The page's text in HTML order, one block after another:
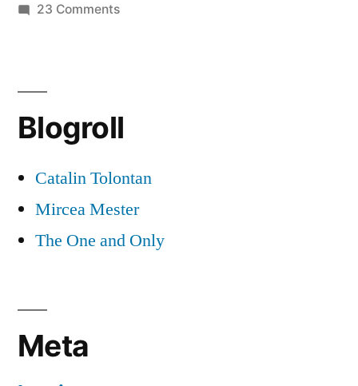
23 Commentson
Blogroll
Catalin Tolontan
Mircea Mester
The One and Only
Meta